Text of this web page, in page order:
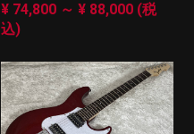
¥ 74,800 ～ ¥ 88,000 (税
込)